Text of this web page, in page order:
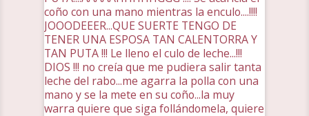
coño con una mano mientras la enculo....!!!!
JOOODEEER...QUE SUERTE TENGO DE
TENER UNA ESPOSA TAN CALENTORRA Y
TAN PUTA !!! Le lleno el culo de leche...!!!
DIOS !!! no creía que me pudiera salir tanta
leche del rabo...me agarra la polla con una
mano y se la mete en su coño...la muy
warra quiere que siga follándomela, quiere